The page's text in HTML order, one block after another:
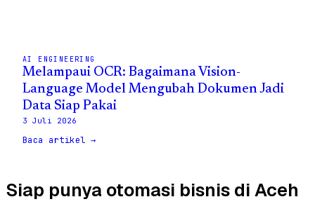
AI ENGINEERING
Melampaui OCR: Bagaimana Vision-
Language Model Mengubah Dokumen Jadi
Data Siap Pakai
3 Juli 2026
Baca artikel →
Siap punya otomasi bisnis di Aceh